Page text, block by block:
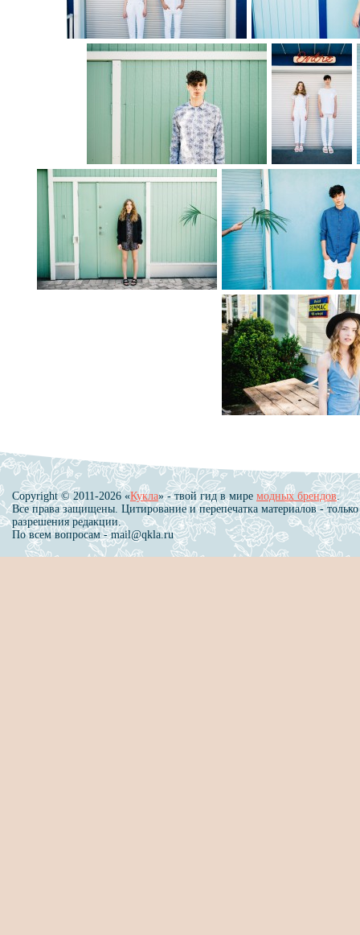
Copyright © 2011-2026 «Кукла» - твой гид в мире модных брендов.
Все права защищены. Цитирование и перепечатка материалов - только
разрешения редакции.
По всем вопросам - mail@qkla.ru